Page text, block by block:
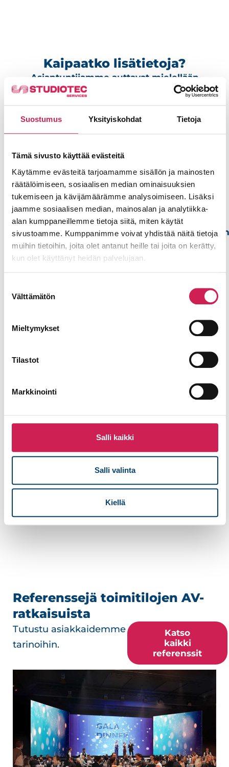
Suostumus Yksityiskohdat Tietoja
Tämä sivusto käyttää evästeitä
Käytämme evästeitä tarjoamamme sisällön ja mainosten
räätälöimiseen, sosiaalisen median ominaisuuksien
tukemiseen ja kävijämäärämme analysoimiseen. Lisäksi
jaamme sosiaalisen median, mainosalan ja analytiikka-
alan kumppaneillemme tietoja siitä, miten käytät
sivustoamme. Kumppanimme voivat yhdistää näitä tietoja
muihin tietoihin, joita olet antanut heille tai joita on kerätty,
kun olet käyttänyt heidän palvelujaan.
valinta
Välttämätön
Mieltymykset
Tilastot
Markkinointi
Salli kaikki
Salli valinta
Kiellä
Kaipaatko lisätietoja?
Asiantuntijamme auttavat mielellään
tarpeisiinne sopivan ratkaisun valinnassa.
TARVITSETKO
ORGANISAATIOSI
AV-ASIOISSA?
– Ota yhteys
Mitroon!
Mitro
Lehtinen
Toivotko
olevan
yhteydessä
sinuun?
Voit jättää meille
yhteydenottopyynnön
alla olevalla
lomakkeella.
Referenssejä toimitilojen AV-
ratkaisuista
Tutustu asiakkaidemme
tarinoihin.
Katso
kaikki
referenssit